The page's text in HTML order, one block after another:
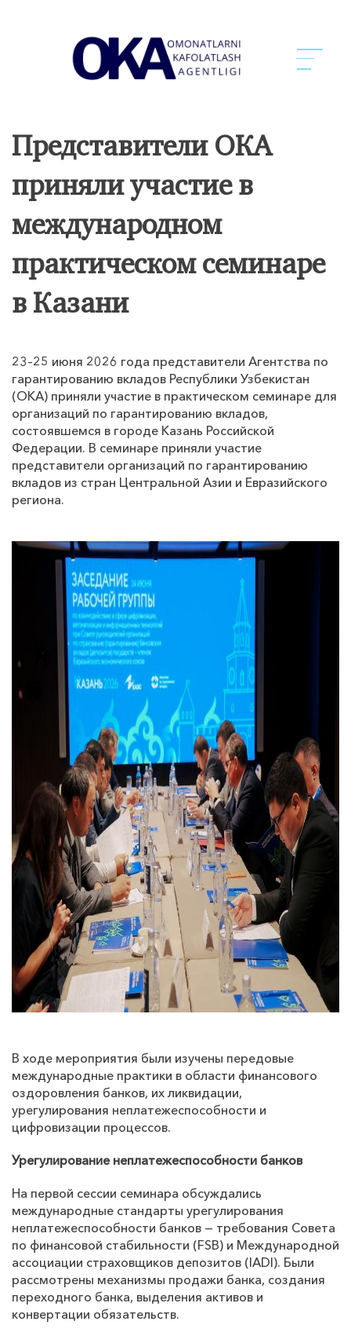
Представители ОКА
приняли участие в
международном
практическом семинаре
в Казани
23–25 июня 2026 года представители Агентства по
гарантированию вкладов Республики Узбекистан
(ОКА) приняли участие в практическом семинаре для
организаций по гарантированию вкладов,
состоявшемся в городе Казань Российской
Федерации. В семинаре приняли участие
представители организаций по гарантированию
вкладов из стран Центральной Азии и Евразийского
региона.
В ходе мероприятия были изучены передовые
международные практики в области финансового
оздоровления банков, их ликвидации,
урегулирования неплатежеспособности и
цифровизации процессов.
Урегулирование неплатежеспособности банков
На первой сессии семинара обсуждались
международные стандарты урегулирования
неплатежеспособности банков — требования Совета
по финансовой стабильности (FSB) и Международной
ассоциации страховщиков депозитов (IADI). Были
рассмотрены механизмы продажи банка, создания
переходного банка, выделения активов и
конвертации обязательств.